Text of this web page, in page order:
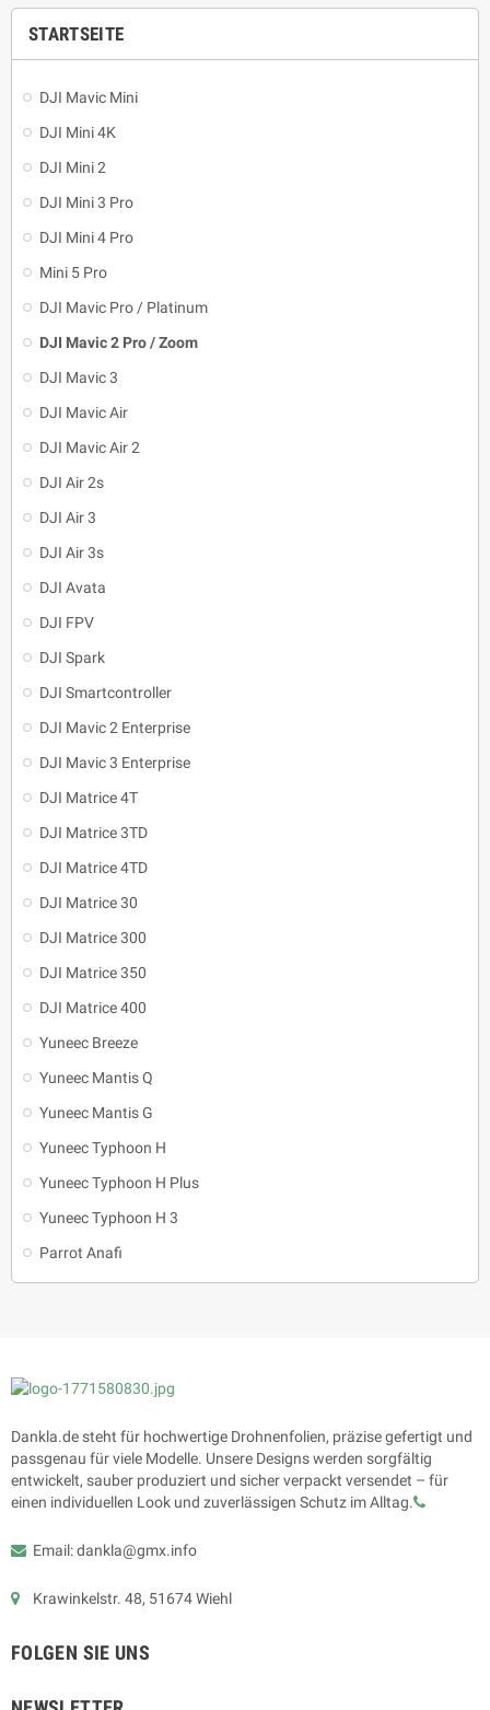
STARTSEITE
DJI Mavic Mini
DJI Mini 4K
DJI Mini 2
DJI Mini 3 Pro
DJI Mini 4 Pro
Mini 5 Pro
DJI Mavic Pro / Platinum
DJI Mavic 2 Pro / Zoom
DJI Mavic 3
DJI Mavic Air
DJI Mavic Air 2
DJI Air 2s
DJI Air 3
DJI Air 3s
DJI Avata
DJI FPV
DJI Spark
DJI Smartcontroller
DJI Mavic 2 Enterprise
DJI Mavic 3 Enterprise
DJI Matrice 4T
DJI Matrice 3TD
DJI Matrice 4TD
DJI Matrice 30
DJI Matrice 300
DJI Matrice 350
DJI Matrice 400
Yuneec Breeze
Yuneec Mantis Q
Yuneec Mantis G
Yuneec Typhoon H
Yuneec Typhoon H Plus
Yuneec Typhoon H 3
Parrot Anafi
Dankla.de steht für hochwertige Drohnenfolien, präzise gefertigt und
passgenau für viele Modelle. Unsere Designs werden sorgfältig
entwickelt, sauber produziert und sicher verpackt versendet – für
einen individuellen Look und zuverlässigen Schutz im Alltag.
Email: dankla@gmx.info
Krawinkelstr. 48, 51674 Wiehl
FOLGEN SIE UNS